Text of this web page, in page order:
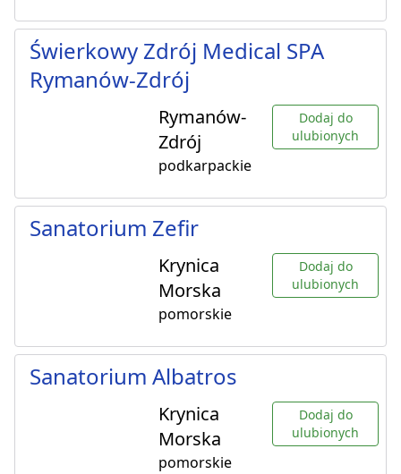
Świerkowy Zdrój Medical SPA
Rymanów-Zdrój
Rymanów-
Zdrój
podkarpackie
Dodaj do
ulubionych
Sanatorium Zefir
Krynica
Morska
pomorskie
Dodaj do
ulubionych
Sanatorium Albatros
Krynica
Morska
pomorskie
Dodaj do
ulubionych